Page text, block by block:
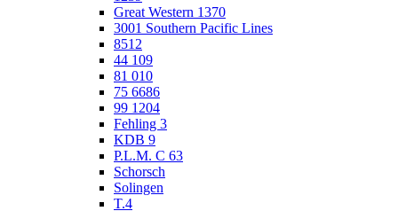
Great Western 1370
3001 Southern Pacific Lines
8512
44 109
81 010
75 6686
99 1204
Fehling 3
KDB 9
P.L.M. C 63
Schorsch
Solingen
T.4